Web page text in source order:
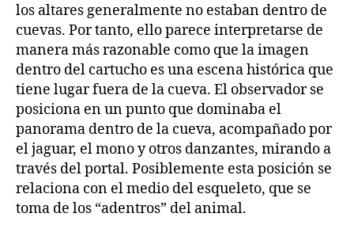
los altares generalmente no estaban dentro de
cuevas. Por tanto, ello parece interpretarse de
manera más razonable como que la imagen
dentro del cartucho es una escena histórica que
tiene lugar fuera de la cueva. El observador se
posiciona en un punto que dominaba el
panorama dentro de la cueva, acompañado por
el jaguar, el mono y otros danzantes, mirando a
través del portal. Posiblemente esta posición se
relaciona con el medio del esqueleto, que se
toma de los “adentros” del animal.